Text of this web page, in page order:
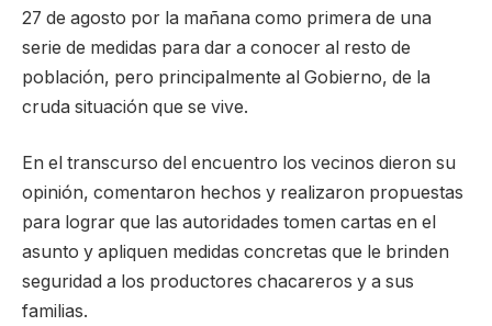
27 de agosto por la mañana como primera de una
serie de medidas para dar a conocer al resto de
población, pero principalmente al Gobierno, de la
cruda situación que se vive.
En el transcurso del encuentro los vecinos dieron su
opinión, comentaron hechos y realizaron propuestas
para lograr que las autoridades tomen cartas en el
asunto y apliquen medidas concretas que le brinden
seguridad a los productores chacareros y a sus
familias.